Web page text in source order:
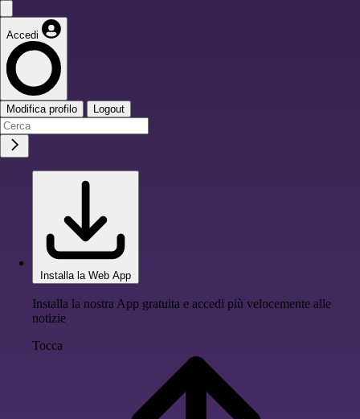
Accedi
Modifica profilo Logout
Installa la Web App
Installa la nostra App gratuita e accedi più velocemente alle
notizie
Tocca